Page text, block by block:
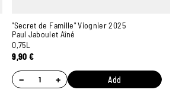
"Secret de Famille" Viognier 2025
Paul Jaboulet Aîné
0,75L
9,90€
− + Add